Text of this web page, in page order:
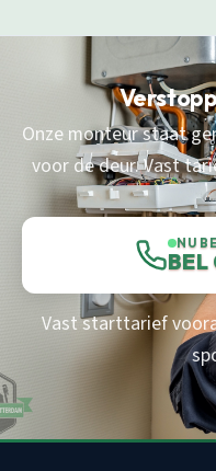
Onze monteur staat
voor de deur. Vast
NU
BEL
Vast starttarief